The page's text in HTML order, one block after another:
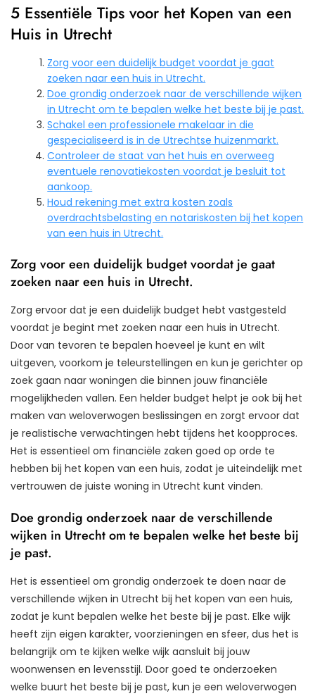
5 Essentiële Tips voor het Kopen van een
Huis in Utrecht
Zorg voor een duidelijk budget voordat je gaat
zoeken naar een huis in Utrecht.
Doe grondig onderzoek naar de verschillende wijken
in Utrecht om te bepalen welke het beste bij je past.
Schakel een professionele makelaar in die
gespecialiseerd is in de Utrechtse huizenmarkt.
Controleer de staat van het huis en overweeg
eventuele renovatiekosten voordat je besluit tot
aankoop.
Houd rekening met extra kosten zoals
overdrachtsbelasting en notariskosten bij het kopen
van een huis in Utrecht.
Zorg voor een duidelijk budget voordat je gaat
zoeken naar een huis in Utrecht.
Zorg ervoor dat je een duidelijk budget hebt vastgesteld
voordat je begint met zoeken naar een huis in Utrecht.
Door van tevoren te bepalen hoeveel je kunt en wilt
uitgeven, voorkom je teleurstellingen en kun je gerichter op
zoek gaan naar woningen die binnen jouw financiële
mogelijkheden vallen. Een helder budget helpt je ook bij het
maken van weloverwogen beslissingen en zorgt ervoor dat
je realistische verwachtingen hebt tijdens het koopproces.
Het is essentieel om financiële zaken goed op orde te
hebben bij het kopen van een huis, zodat je uiteindelijk met
vertrouwen de juiste woning in Utrecht kunt vinden.
Doe grondig onderzoek naar de verschillende
wijken in Utrecht om te bepalen welke het beste bij
je past.
Het is essentieel om grondig onderzoek te doen naar de
verschillende wijken in Utrecht bij het kopen van een huis,
zodat je kunt bepalen welke het beste bij je past. Elke wijk
heeft zijn eigen karakter, voorzieningen en sfeer, dus het is
belangrijk om te kijken welke wijk aansluit bij jouw
woonwensen en levensstijl. Door goed te onderzoeken
welke buurt het beste bij je past, kun je een weloverwogen